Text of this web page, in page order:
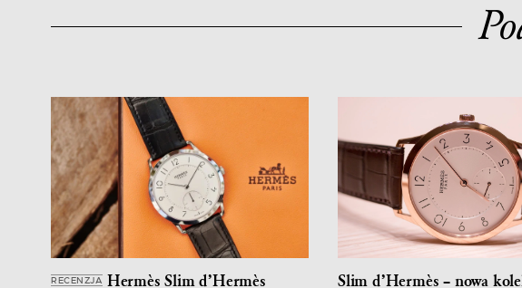
RECENZJA Hermès Slim d’Hermès
Slim d’Hermès – nowa